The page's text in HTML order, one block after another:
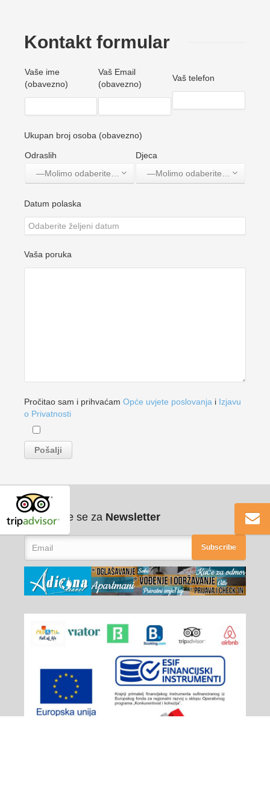
Kontakt formular
Vaše ime
(obavezno)
Vaš Email
(obavezno)
Vaš telefon
Ukupan broj osoba (obavezno)
Odraslih
—Molimo odaberite jednu opciju—
Djeca
—Molimo odaberite jednu opciju—
Datum polaska
Vaša poruka
Pročitao sam i prihvaćam Opće uvjete poslovanja i Izjavu
o Privatnosti
Pribilježite se za Newsletter
Subscribe